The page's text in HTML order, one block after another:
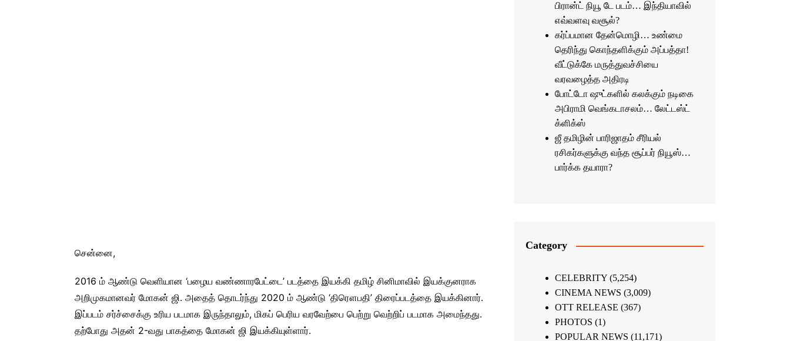
சென்னை,
2016 ம் ஆண்டு வெளியான ‘பழைய வண்ணாரபேட்டை’ படத்தை இயக்கி தமிழ் சினிமாவில் இயக்குனராக
அறிமுகமானவர் மோகன் ஜி. அதைத் தொடர்ந்து 2020 ம் ஆண்டு ‘திரௌபதி’ திரைப்படத்தை இயக்கினார்.
இப்படம் சர்ச்சைக்கு உரிய படமாக இருந்தாலும், மிகப் பெரிய வரவேற்பை பெற்று வெற்றிப் படமாக அமைந்தது.
தற்போது அதன் 2-வது பாகத்தை மோகன் ஜி இயக்கியுள்ளார்.
பிரான்ட் நியூ டே படம்… இந்தியாவில்
எவ்வளவு வசூல்?
கர்ப்பமான தேன்மொழி… உண்மை
தெரிந்து கொந்தளிக்கும் அப்பத்தா!
வீட்டுக்கே மருத்துவச்சியை
வரவழைத்த அதிரடி
போட்டோ ஷுட்களில் கலக்கும் நடிகை
அபிராமி வெங்கடாசலம்… லேட்டஸ்ட்
க்ளிக்ஸ்
ஜீ தமிழின் பாரிஜாதம் சீரியல்
ரசிகர்களுக்கு வந்த சூப்பர் நியூஸ்…
பார்க்க தயாரா?
Category
CELEBRITY(5,254)
CINEMA NEWS (3,009)
OTT RELEASE (367)
PHOTOS (1)
POPULAR NEWS (11,171)